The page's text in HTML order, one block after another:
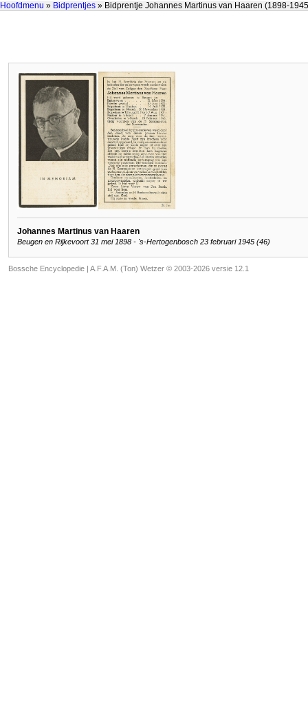
Hoofdmenu » Bidprentjes » Bidprentje Johannes Martinus van Haaren (1898-
Johannes Martinus van Haaren
Beugen en Rijkevoort 31 mei 1898 - 's-Hertogenbosch 23 februari 1945 (46)
Bossche Encyclopedie | A.F.A.M. (Ton) Wetzer © 2003-2026 versie 12.1